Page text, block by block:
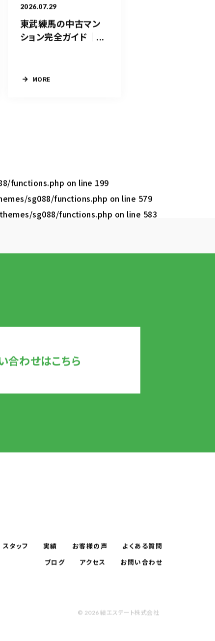
2026.07.29
東武練馬の中古マン
ション完全ガイド｜...
MORE
functions.php on line 199
sg088/functions.php on line 579
sg088/functions.php on line 583
合わせはこちら
スタッフ 実績 お客様の声 よくある質問
ブログ アクセス お問い合わせ
© 2026 結エステート株式会社